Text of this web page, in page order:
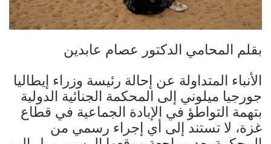
بقلم المحامي الدكتور عصام عابدين
الأنباء المتداولة عن إحالة رئيسة وزراء إيطاليا
جورجيا ميلوني إلى المحكمة الجنائية الدولية
بتهمة التواطؤ في الإبادة الجماعية في قطاع
غزة، لا تستند إلى أي إجراء رسمي من